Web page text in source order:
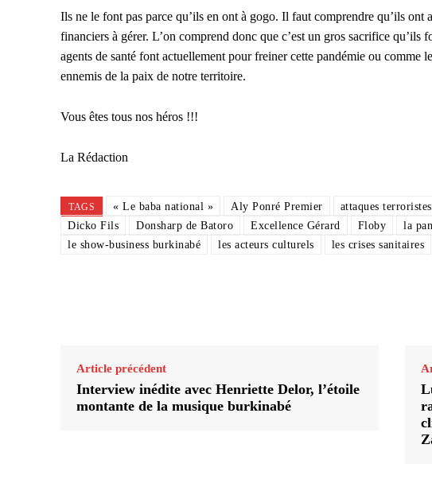
Ils ne le font pas parce qu’ils en ont à gogo. Il faut comprendre qu’ils ont
financiers à gérer. L’on comprend donc que c’est un gros sacrifice qu’ils
agents de santé font actuellement pour freiner cette pandémie ou comme
ennemis de la paix de notre territoire.
Vous êtes tous nos héros !!!
La Rédaction
TAGS « Le baba national » Aly Ponré Premier attaques terroristes
Dicko Fils
Donsharp de Batoro Excellence Gérard Floby la
le show-business burkinabé
les acteurs culturels les crises sanitaires
Article précédent
Interview inédite avec Henriette Delor, l’étoile
montante de la musique burkinabé